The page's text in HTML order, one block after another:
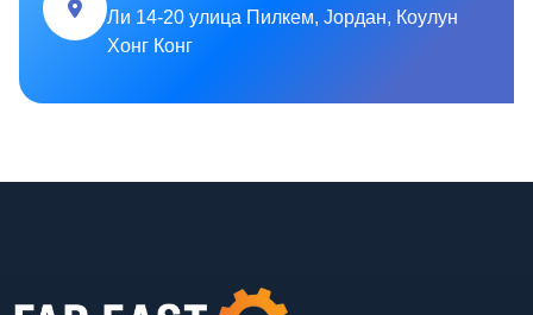
Ли 14-20 улица Пилкем, Јордан, Коулун
Хонг Конг